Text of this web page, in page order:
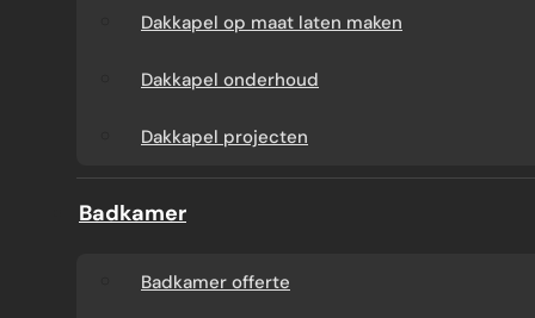
Dakkapel op maat laten maken
Dakkapel onderhoud
Dakkapel projecten
Badkamer
Badkamer offerte